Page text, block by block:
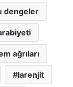
dengeler
ağrıları
larenjit